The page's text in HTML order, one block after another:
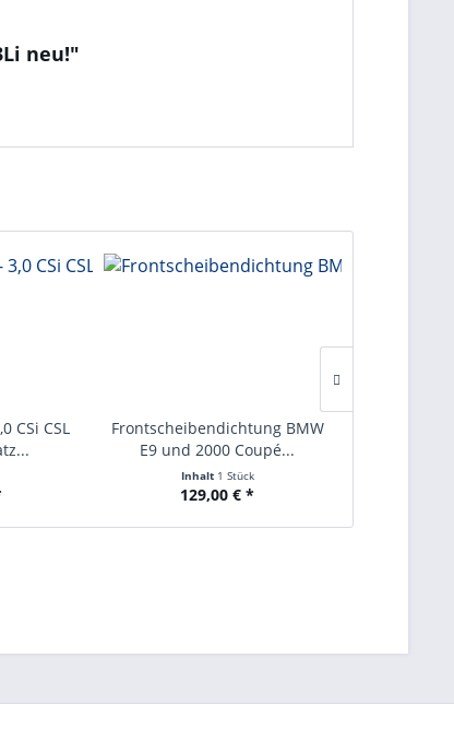
neu!"
CSi CSL
Frontscheibendichtung BMW
E9 und 2000 Coupé...
Inhalt 1 Stück
129,00 € *